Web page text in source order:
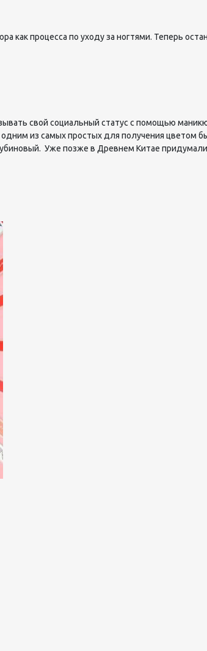
как процесса по уходу за ногтями. Теперь
свой социальный статус с помощью
из самых простых для получения цветом
Уже позже в Древнем Китае